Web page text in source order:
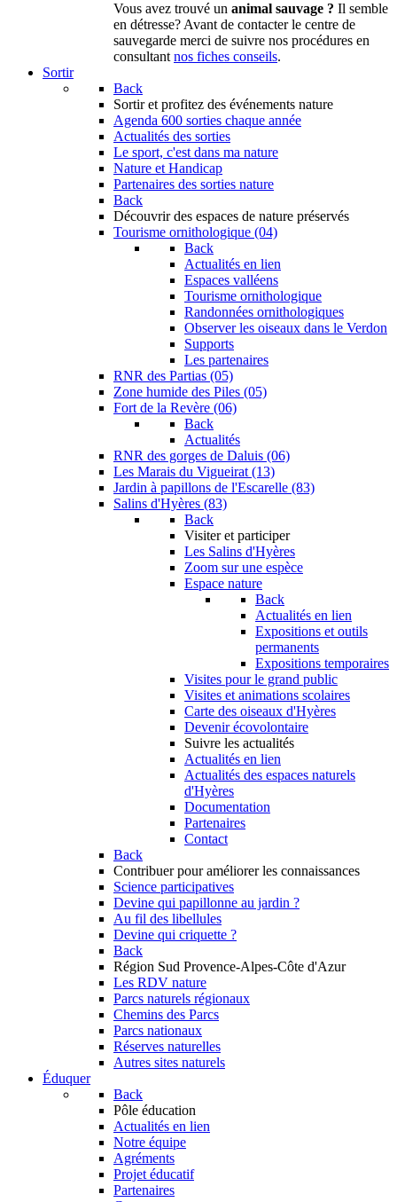
Vous avez trouvé un animal sauvage ? Il semble
en détresse? Avant de contacter le centre de
sauvegarde merci de suivre nos procédures en
consultant nos fiches conseils.
Sortir
Back
Sortir et profitez des événements nature
Agenda 600 sorties chaque année
Actualités des sorties
Le sport, c'est dans ma nature
Nature et Handicap
Partenaires des sorties nature
Back
Découvrir des espaces de nature préservés
Tourisme ornithologique (04)
Back
Actualités en lien
Espaces valléens
Tourisme ornithologique
Randonnées ornithologiques
Observer les oiseaux dans le Verdon
Supports
Les partenaires
RNR des Partias (05)
Zone humide des Piles (05)
Fort de la Revère (06)
Back
Actualités
RNR des gorges de Daluis (06)
Les Marais du Vigueirat (13)
Jardin à papillons de l'Escarelle (83)
Salins d'Hyères (83)
Back
Visiter et participer
Les Salins d'Hyères
Zoom sur une espèce
Espace nature
Back
Actualités en lien
Expositions et outils
permanents
Expositions temporaires
Visites pour le grand public
Visites et animations scolaires
Carte des oiseaux d'Hyères
Devenir écovolontaire
Suivre les actualités
Actualités en lien
Actualités des espaces naturels
d'Hyères
Documentation
Partenaires
Contact
Back
Contribuer pour améliorer les connaissances
Science participatives
Devine qui papillonne au jardin ?
Au fil des libellules
Devine qui criquette ?
Back
Région Sud Provence-Alpes-Côte d'Azur
Les RDV nature
Parcs naturels régionaux
Chemins des Parcs
Parcs nationaux
Réserves naturelles
Autres sites naturels
Éduquer
Back
Pôle éducation
Actualités en lien
Notre équipe
Agréments
Projet éducatif
Partenaires